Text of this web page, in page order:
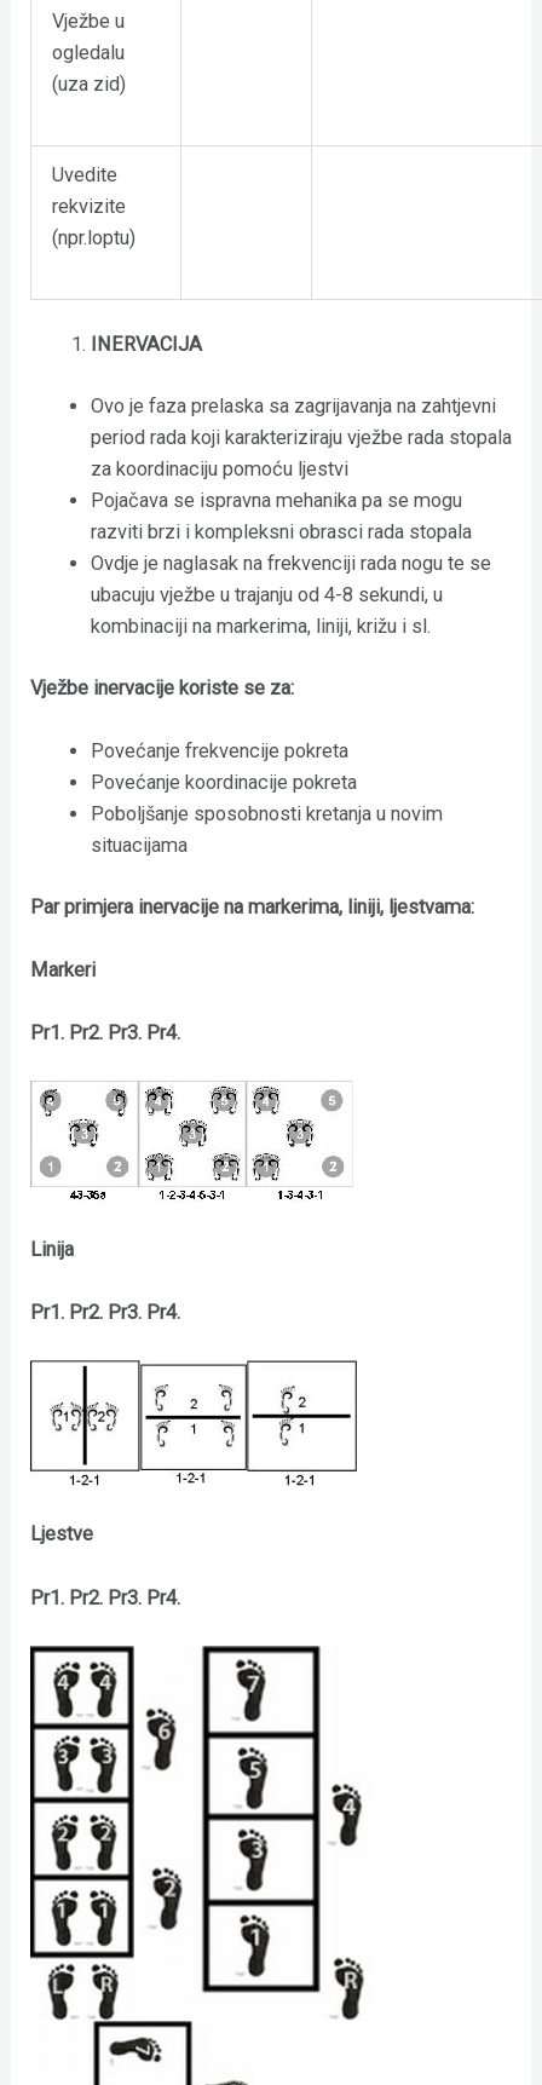
Vježbe u
ogledalu
(uza zid)
Uvedite
rekvizite
(npr.loptu)
INERVACIJA
Ovo je faza prelaska sa zagrijavanja na zahtjevni
period rada koji karakteriziraju vježbe rada stopala
za koordinaciju pomoću ljestvi
Pojačava se ispravna mehanika pa se mogu
razviti brzi i kompleksni obrasci rada stopala
Ovdje je naglasak na frekvenciji rada nogu te se
ubacuju vježbe u trajanju od 4-8 sekundi, u
kombinaciji na markerima, liniji, križu i sl.
Vježbe inervacije koriste se za:
Povećanje frekvencije pokreta
Povećanje koordinacije pokreta
Poboljšanje sposobnosti kretanja u novim
situacijama
Par primjera inervacije na markerima, liniji, ljestvama:
Markeri
Pr1. Pr2. Pr3. Pr4.
Linija
Pr1. Pr2. Pr3. Pr4.
Ljestve
Pr1. Pr2. Pr3. Pr4.